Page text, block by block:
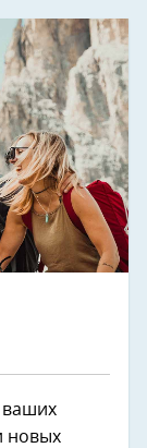
ваших
новых